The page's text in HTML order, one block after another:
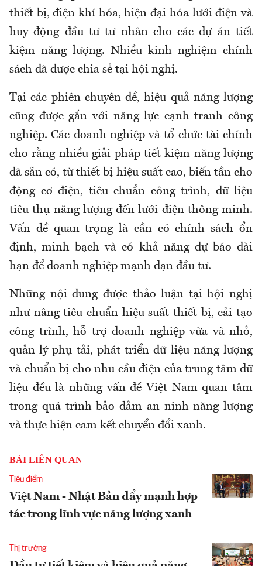
thiết bị, điện khí hóa, hiện đại hóa lưới điện và
huy động đầu tư tư nhân cho các dự án tiết
kiệm năng lượng. Nhiều kinh nghiệm chính
sách đã được chia sẻ tại hội nghị.
Tại các phiên chuyên đề, hiệu quả năng lượng
cũng được gắn với năng lực cạnh tranh công
nghiệp. Các doanh nghiệp và tổ chức tài chính
cho rằng nhiều giải pháp tiết kiệm năng lượng
đã sẵn có, từ thiết bị hiệu suất cao, biến tần cho
động cơ điện, tiêu chuẩn công trình, dữ liệu
tiêu thụ năng lượng đến lưới điện thông minh.
Vấn đề quan trọng là cần có chính sách ổn
định, minh bạch và có khả năng dự báo dài
hạn để doanh nghiệp mạnh dạn đầu tư.
Những nội dung được thảo luận tại hội nghị
như nâng tiêu chuẩn hiệu suất thiết bị, cải tạo
công trình, hỗ trợ doanh nghiệp vừa và nhỏ,
quản lý phụ tải, phát triển dữ liệu năng lượng
và chuẩn bị cho nhu cầu điện của trung tâm dữ
liệu đều là những vấn đề Việt Nam quan tâm
trong quá trình bảo đảm an ninh năng lượng
và thực hiện cam kết chuyển đổi xanh.
BÀI LIÊN QUAN
Tiêu điểm
Việt Nam - Nhật Bản đẩy mạnh hợp
tác trong lĩnh vực năng lượng xanh
Thị trường